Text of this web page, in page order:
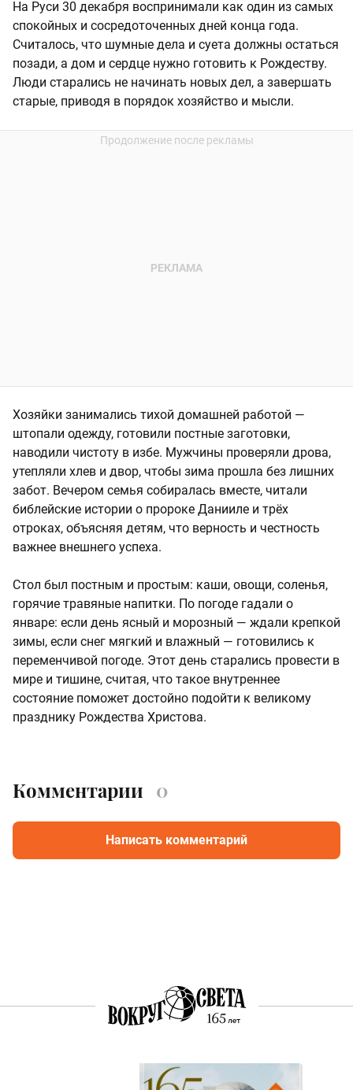
На Руси 30 декабря воспринимали как один из самых
спокойных и сосредоточенных дней конца года.
Считалось, что шумные дела и суета должны остаться
позади, а дом и сердце нужно готовить к Рождеству.
Люди старались не начинать новых дел, а завершать
старые, приводя в порядок хозяйство и мысли.
Хозяйки занимались тихой домашней работой —
штопали одежду, готовили постные заготовки,
наводили чистоту в избе. Мужчины проверяли дрова,
утепляли хлев и двор, чтобы зима прошла без лишних
забот. Вечером семья собиралась вместе, читали
библейские истории о пророке Данииле и трёх
отроках, объясняя детям, что верность и честность
важнее внешнего успеха.
Стол был постным и простым: каши, овощи, соленья,
горячие травяные напитки. По погоде гадали о
январе: если день ясный и морозный — ждали крепкой
зимы, если снег мягкий и влажный — готовились к
переменчивой погоде. Этот день старались провести в
мире и тишине, считая, что такое внутреннее
состояние поможет достойно подойти к великому
празднику Рождества Христова.
Комментарии 0
Написать комментарий